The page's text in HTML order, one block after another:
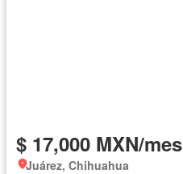
$ 17,000 MXN/mes
Juárez, Chihuahua